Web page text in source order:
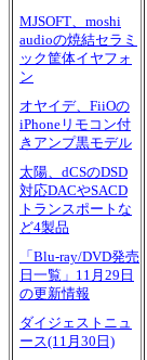
MJSOFT、moshi
audioの焼結セラミ
ック筐体イヤフォ
ン
オヤイデ、FiiOの
iPhoneリモコン付
きアンプ黒モデル
太陽、dCSのDSD
対応DACやSACD
トランスポートな
ど4製品
「Blu-ray/DVD発売
日一覧」11月29日
の更新情報
ダイジェストニュ
ース(11月30日)